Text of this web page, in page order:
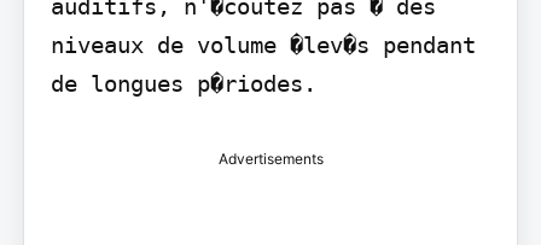
auditifs, n'�coutez pas � des
niveaux de volume �lev�s pendant
de longues p�riodes.
Advertisements